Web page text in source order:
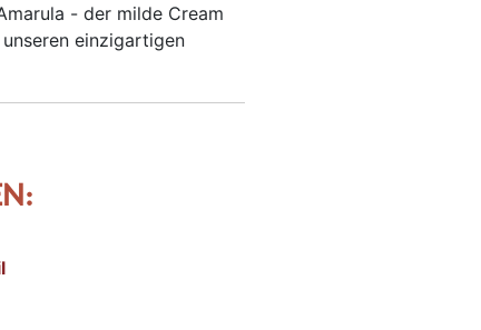
- der milde Cream
einzigartigen